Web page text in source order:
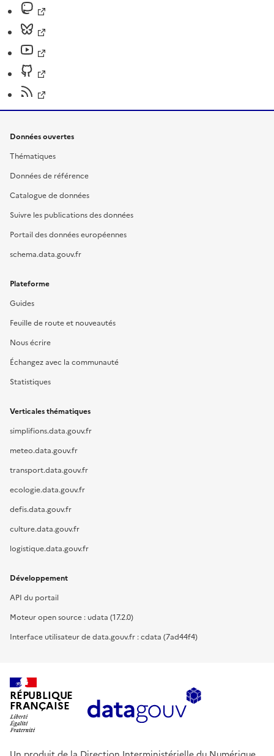
Données ouvertes
Thématiques
Données de référence
Catalogue de données
Suivre les publications des données
Portail des données européennes
schema.data.gouv.fr
Plateforme
Guides
Feuille de route et nouveautés
Nous écrire
Échangez avec la communauté
Statistiques
Verticales thématiques
simplifions.data.gouv.fr
meteo.data.gouv.fr
transport.data.gouv.fr
ecologie.data.gouv.fr
defis.data.gouv.fr
culture.data.gouv.fr
logistique.data.gouv.fr
Développement
API du portail
Moteur open source : udata (17.2.0)
Interface utilisateur de data.gouv.fr : cdata (7ad44f4)
RÉPUBLIQUE
FRANÇAISE